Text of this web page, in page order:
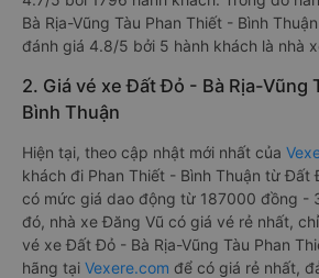
Bà Rịa-Vũng Tàu Phan Thiết - Bình
đánh giá 4.8/5 bởi 5 hành khách là nhà
2. Giá vé xe Đất Đỏ - Bà Rịa-Vũng
Bình Thuận
Hiện tại, theo cập nhật mới nhất của
khách đi Phan Thiết - Bình Thuận từ Đất
có mức giá dao động từ 187000 đồng -
đó, nhà xe Đăng Vũ có giá vé rẻ nhất,
vé xe Đất Đỏ - Bà Rịa-Vũng Tàu Phan
hãng tại Vexere.com để có giá rẻ nhất,